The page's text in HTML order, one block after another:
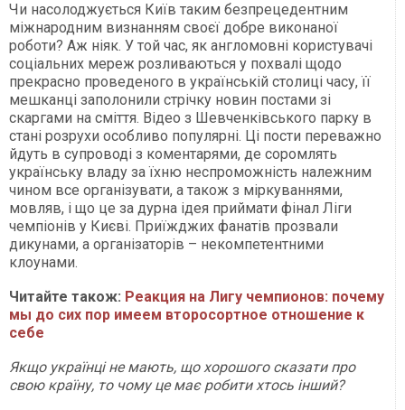
Чи насолоджується Київ таким безпрецедентним
міжнародним визнанням своєї добре виконаної
роботи? Аж ніяк. У той час, як англомовні користувачі
соціальних мереж розливаються у похвалі щодо
прекрасно проведеного в українській столиці часу, її
мешканці заполонили стрічку новин постами зі
скаргами на сміття. Відео з Шевченківського парку в
стані розрухи особливо популярні. Ці пости переважно
йдуть в супроводі з коментарями, де соромлять
українську владу за їхню неспроможність належним
чином все організувати, а також з міркуваннями,
мовляв, і що це за дурна ідея приймати фінал Ліги
чемпіонів у Києві. Приїжджих фанатів прозвали
дикунами, а організаторів – некомпетентними
клоунами.
Читайте також: Реакция на Лигу чемпионов: почему
мы до сих пор имеем второсортное отношение к
себе
Якщо українці не мають, що хорошого сказати про
свою країну, то чому це має робити хтось інший?